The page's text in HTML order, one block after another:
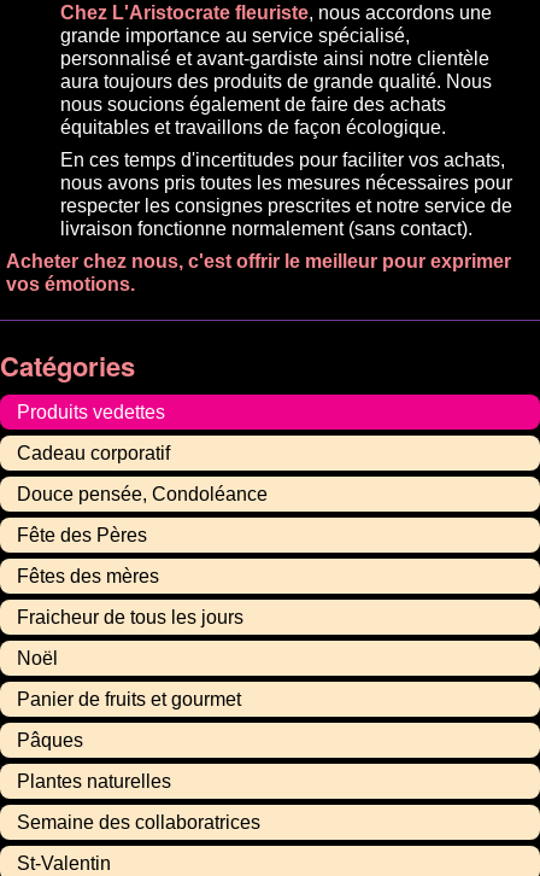
Chez L'Aristocrate fleuriste, nous accordons une
grande importance au service spécialisé,
personnalisé et avant-gardiste ainsi notre clientèle
aura toujours des produits de grande qualité. Nous
nous soucions également de faire des achats
équitables et travaillons de façon écologique.
En ces temps d'incertitudes pour faciliter vos achats,
nous avons pris toutes les mesures nécessaires pour
respecter les consignes prescrites et notre service de
livraison fonctionne normalement (sans contact).
Acheter chez nous, c'est offrir le meilleur pour exprimer
vos émotions.
Catégories
Produits vedettes
Cadeau corporatif
Douce pensée, Condoléance
Fête des Pères
Fêtes des mères
Fraicheur de tous les jours
Noël
Panier de fruits et gourmet
Pâques
Plantes naturelles
Semaine des collaboratrices
St-Valentin